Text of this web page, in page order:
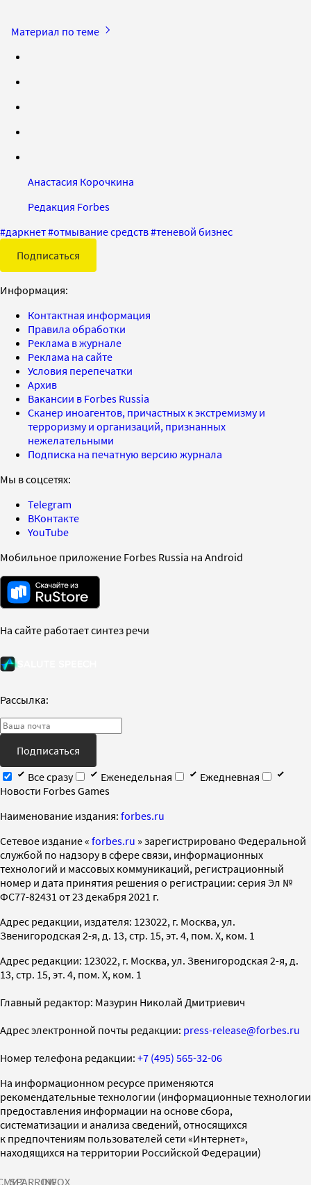
Материал по теме
Анастасия Корочкина
Редакция Forbes
#даркнет#отмывание средств#теневой бизнес
Подписаться
Информация:
Контактная информация
Правила обработки
Реклама в журнале
Реклама на сайте
Условия перепечатки
Архив
Вакансии в Forbes Russia
Сканер иноагентов, причастных к экстремизму и
терроризму и организаций, признанных
нежелательными
Подписка на печатную версию журнала
Мы в соцсетях:
Telegram
ВКонтакте
YouTube
Мобильное приложение Forbes Russia на Android
На сайте работает синтез речи
Рассылка:
Подписаться
Все сразу
Еженедельная
Ежедневная
Новости Forbes Games
Наименование издания: forbes.ru
Cетевое издание « forbes.ru » зарегистрировано Федеральной
службой по надзору в сфере связи, информационных
технологий и массовых коммуникаций, регистрационный
номер и дата принятия решения о регистрации: серия Эл №
ФС77-82431 от 23 декабря 2021 г.
Адрес редакции, издателя: 123022, г. Москва, ул.
Звенигородская 2-я, д. 13, стр. 15, эт. 4, пом. X, ком. 1
Адрес редакции: 123022, г. Москва, ул. Звенигородская 2-я, д.
13, стр. 15, эт. 4, пом. X, ком. 1
Главный редактор: Мазурин Николай Дмитриевич
Адрес электронной почты редакции: press-release@forbes.ru
Номер телефона редакции: +7 (495) 565-32-06
На информационном ресурсе применяются
рекомендательные технологии (информационные технологии
предоставления информации на основе сбора,
систематизации и анализа сведений, относящихся
к предпочтениям пользователей сети «Интернет»,
находящихся на территории Российской Федерации)
SPARROWINFOX